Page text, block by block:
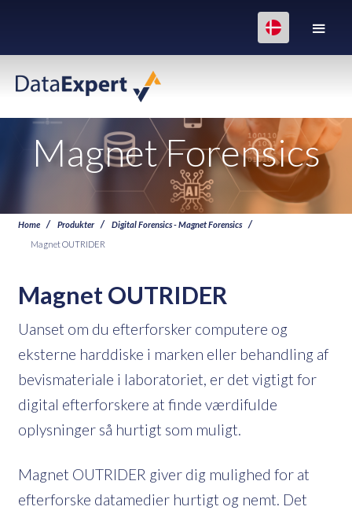
Magnet Forensics
Home Produkter
Digital Forensics - Magnet Forensics
Magnet OUTRIDER
Magnet OUTRIDER
Uanset om du efterforsker computere og
eksterne harddiske i marken eller behandling af
bevismateriale i laboratoriet, er det vigtigt for
digital efterforskere at finde værdifulde
oplysninger så hurtigt som muligt.
Magnet OUTRIDER giver dig mulighed for at
efterforske datamedier hurtigt og nemt. Det